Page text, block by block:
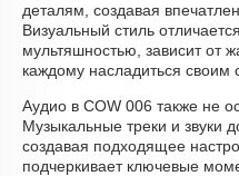
деталям, создавая
Визуальный стиль
мультяшностью, зависит от
каждому насладиться своим
Аудио в COW 006 также не
Музыкальные треки и звуки
создавая подходящее
подчеркивает ключевые